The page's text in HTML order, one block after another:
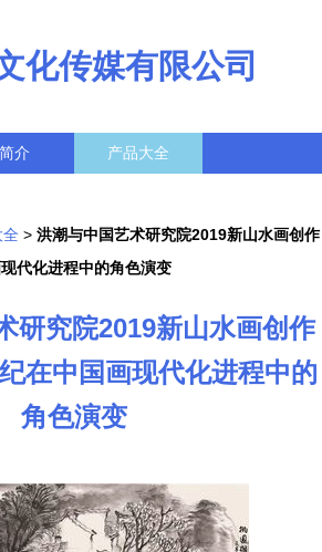
化传媒有限公司
介 产品大全
> 洪潮与中国艺术研究院2019新山水画创作
代化进程中的角色演变
研究院2019新山水画创作
在中国画现代化进程中的
角色演变